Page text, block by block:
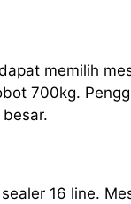
memilih
700kg.
16 line.